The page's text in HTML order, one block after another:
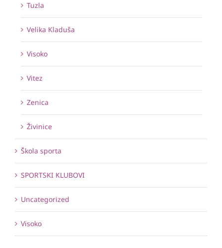
Tuzla
Velika Kladuša
Visoko
Vitez
Zenica
Živinice
Škola sporta
SPORTSKI KLUBOVI
Uncategorized
Visoko